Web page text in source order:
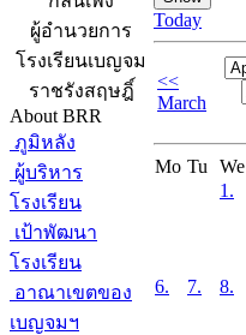
ผู้อำนวยการ
โรงเรียนเบญจม
ราชรังสฤษฎิ์
About BRR
ภูมิหลัง
ผู้บริหาร
โรงเรียน
เป้าพัฒนา
โรงเรียน
อาณาเขตของ
เบญจมฯ
Today
<<
March
Mo Tu We
1.
6. 7. 8.